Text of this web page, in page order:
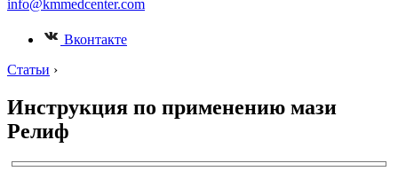
info@kmmedcenter.com
Вконтакте
Статьи ›
Инструкция по применению мази
Релиф